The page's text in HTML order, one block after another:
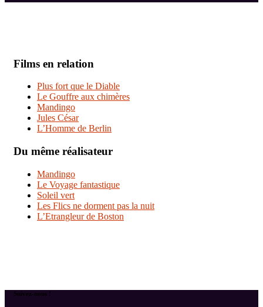
Films en relation
Plus fort que le Diable
Le Gouffre aux chimères
Mandingo
Jules César
L’Homme de Berlin
Du même réalisateur
Mandingo
Le Voyage fantastique
Soleil vert
Les Flics ne dorment pas la nuit
L’Etrangleur de Boston
Suivez-nous !